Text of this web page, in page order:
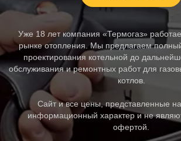
Уже 18 лет компания «Термогаз»
рынке отопления. Мы предлагаем полный
проектирования котельной до
обслуживания и ремонтных работ для
котлов.
Сайт и все цены, представленные
информационный характер и не
офертой.